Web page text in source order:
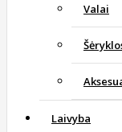
Valai
Laivyba